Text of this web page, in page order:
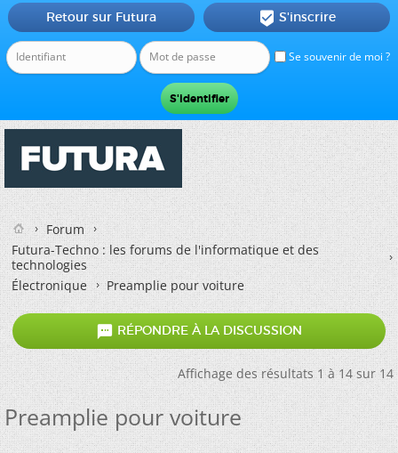
Se souvenir de moi ?
Retour sur Futura  S'inscrire
Forum
Futura-Techno : les forums de l'informatique et des
technologies
Électronique
Preamplie pour voiture
 RÉPONDRE À LA DISCUSSION
Affichage des résultats 1 à 14 sur 14
Preamplie pour voiture